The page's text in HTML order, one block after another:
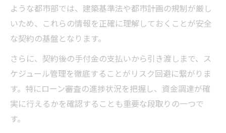
ような都市部では、建築基準法や都市計画の規制が厳し
いため、これらの情報を正確に理解しておくことが安全
な契約の基盤となります。
さらに、契約後の手付金の支払いから引き渡しまで、ス
ケジュール管理を徹底することがリスク回避に繋がりま
す。特にローン審査の進捗状況を把握し、資金調達が確
実に行えるかを確認することも重要な段取りの一つで
す。